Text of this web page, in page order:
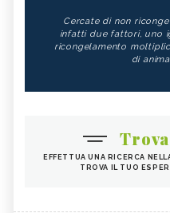
Cercate di non
infatti due fattori, uno
ricongelamento
di
EFFETTUA UNA RICERCA
TROVA IL TUO